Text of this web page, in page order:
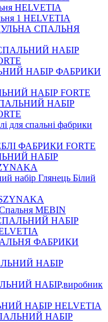
HELVETIA
1 HELVETIA
СПАЛЬНЯ
НАБІР
НАБІР ФАБРИКИ
НАБІР FORTE
НАБІР
для спальні фабрики
ФАБРИКИ FORTE
НАБІР
набір Глянець Білий
MEBIN
НАБІР
ФАБРИКИ
НАБІР
НАБІР,виробник
НАБІР HELVETIA
НАБІР